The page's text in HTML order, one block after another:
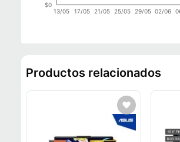
13/05 17/05 21/05 25/05 29/05 02/06
$0
Productos relacionados